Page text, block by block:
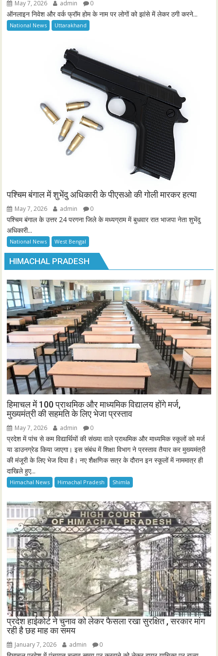
May 7, 2026 admin 0
ऑनलाइन निवेश और वर्क फ्रॉम होम के नाम पर लोगों को झांसे में लेकर ठगी करने...
National News Uttarakhand
पश्चिम बंगाल में शुभेंदु अधिकारी के पीएसओ की गोली मारकर हत्या
May 7, 2026 admin 0
पश्चिम बंगाल के उत्तर 24 परगना जिले के मध्यग्राम में बुधवार रात भाजपा नेता शुभेंदु
अधिकारी...
National News West Bengal
HIMACHAL PRADESH
हिमाचल में 100 प्राथमिक और माध्यमिक विद्यालय होंगे मर्ज,
मुख्यमंत्री की सहमति के लिए भेजा प्रस्ताव
May 7, 2026 admin 0
प्रदेश में पांच से कम विद्यार्थियों की संख्या वाले प्राथमिक और माध्यमिक स्कूलों को मर्ज
या डाउनग्रेड किया जाएगा। इस संबंध में शिक्षा विभाग ने प्रस्ताव तैयार कर मुख्यमंत्री
की मंजूरी के लिए भेज दिया है। नए शैक्षणिक सत्र के दौरान इन स्कूलों में नाममात्र ही
दाखिले हुए...
Himachal News Himachal Pradesh Shimla
प्रदेश हाईकोर्ट ने चुनाव को लेकर फैसला रखा सुरक्षित , सरकार मांग
रही है छह माह का समय
January 7, 2026 admin 0